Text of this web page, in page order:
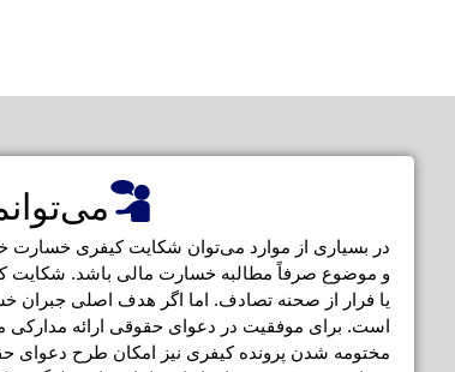
در بسیاری از موارد می‌توان شکایت کیفری خسارت
و موضوع صرفاً مطالبه خسارت مالی باشد.
یا فرار از صحنه تصادف. اما اگر هدف اصلی جبران
است. برای موفقیت در دعوای حقوقی ارائه
مختومه شدن پرونده کیفری نیز امکان طرح